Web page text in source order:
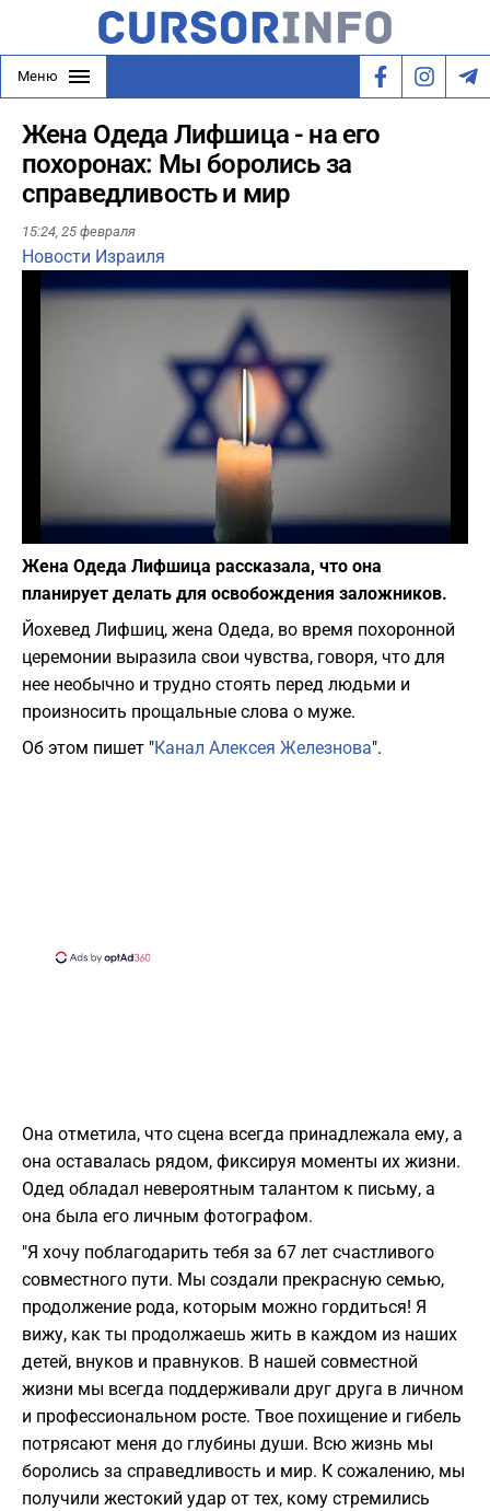
Меню
Жена Одеда Лифшица - на его
похоронах: Мы боролись за
справедливость и мир
15:24, 25 февраля
Новости Израиля
Play
Фото: depositphotos.com
Жена Одеда Лифшица рассказала, что она
планирует делать для освобождения заложников.
Йохевед Лифшиц, жена Одеда, во время похоронной
церемонии выразила свои чувства, говоря, что для
нее необычно и трудно стоять перед людьми и
произносить прощальные слова о муже.
Об этом пишет "Канал Алексея Железнова".
Она отметила, что сцена всегда принадлежала ему, а
она оставалась рядом, фиксируя моменты их жизни.
Одед обладал невероятным талантом к письму, а
она была его личным фотографом.
"Я хочу поблагодарить тебя за 67 лет счастливого
совместного пути. Мы создали прекрасную семью,
продолжение рода, которым можно гордиться! Я
вижу, как ты продолжаешь жить в каждом из наших
детей, внуков и правнуков. В нашей совместной
жизни мы всегда поддерживали друг друга в личном
и профессиональном росте. Твое похищение и гибель
потрясают меня до глубины души. Всю жизнь мы
боролись за справедливость и мир. К сожалению, мы
получили жестокий удар от тех, кому стремились